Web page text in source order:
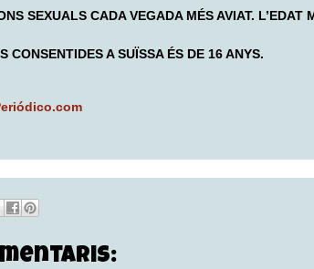
SEXUALS CADA VEGADA MÉS AVIAT.
CONSENTIDES A SUÏSSA ÉS DE 16 ANYS.